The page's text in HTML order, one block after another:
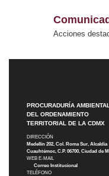
Acciones
PROCURADURÍA
DEL ORDENAMIENTO
TERRITORIAL DE LA CDMX
DIRECCIÓN
Medellín 202, Col. Roma Sur, Alcaldía
Cuauhtémoc, C.P. 06700, Ciudad de
WEB E-MAIL
Correo Institucional
TELÉFONO